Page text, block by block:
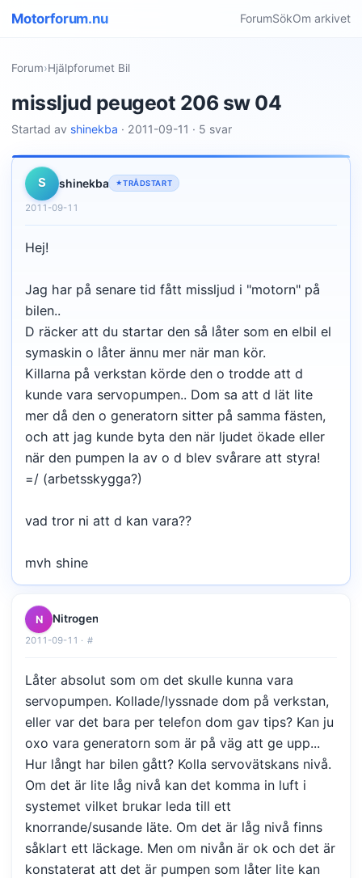
Motorforum.nu ForumSökOm arkivet
Forum›Hjälpforumet Bil
missljud peugeot 206 sw 04
Startad av shinekba · 2011-09-11 · 5 svar
S shinekba TRÅDSTART
2011-09-11
Hej!
Jag har på senare tid fått missljud i "motorn" på
bilen..
D räcker att du startar den så låter som en elbil el
symaskin o låter ännu mer när man kör.
Killarna på verkstan körde den o trodde att d
kunde vara servopumpen.. Dom sa att d lät lite
mer då den o generatorn sitter på samma fästen,
och att jag kunde byta den när ljudet ökade eller
när den pumpen la av o d blev svårare att styra!
=/ (arbetsskygga?)
vad tror ni att d kan vara??
mvh shine
N Nitrogen
2011-09-11 · #
Låter absolut som om det skulle kunna vara
servopumpen. Kollade/lyssnade dom på verkstan,
eller var det bara per telefon dom gav tips? Kan ju
oxo vara generatorn som är på väg att ge upp...
Hur långt har bilen gått? Kolla servovätskans nivå.
Om det är lite låg nivå kan det komma in luft i
systemet vilket brukar leda till ett
knorrande/susande läte. Om det är låg nivå finns
såklart ett läckage. Men om nivån är ok och det är
konstaterat att det är pumpen som låter lite kan